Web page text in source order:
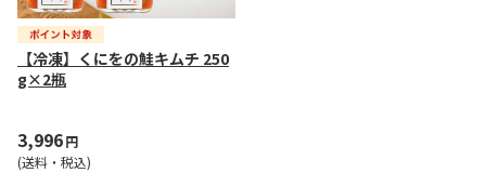
【冷凍】くにをの鮭キムチ 250
g×2瓶
3,996円
(送料・税込)